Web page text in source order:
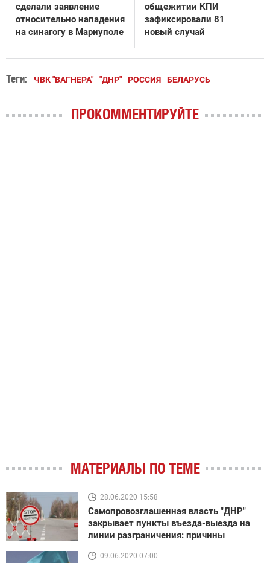
сделали заявление
относительно нападения
на синагогу в Мариуполе
общежитии КПИ
зафиксировали 81
новый случай
Теги: ЧВК "ВАГНЕРА" "ДНР" РОССИЯ БЕЛАРУСЬ
ПРОКОММЕНТИРУЙТЕ
МАТЕРИАЛЫ ПО ТЕМЕ
28.06.2020 15:58
Самопровозглашенная власть "ДНР"
закрывает пункты въезда-выезда на
линии разграничения: причины
09.06.2020 07:00